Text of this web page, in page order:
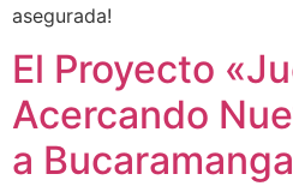
asegurada!
El Proyecto
Acercando
a Bucaramanga